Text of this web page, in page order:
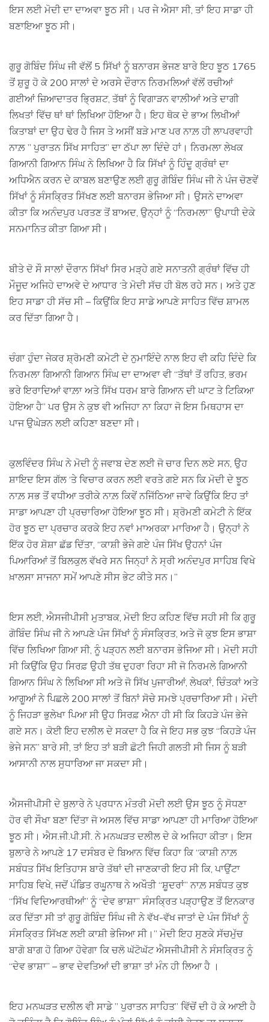
ਇਸ ਲਈ ਮੋਦੀ ਦਾ ਦਾਅਵਾ ਝੂਠ ਸੀ। ਪਰ ਜੇ ਐਸਾ ਸੀ, ਤਾਂ ਇਹ ਸਾਡਾ ਹੀ
ਬਣਾਇਆ ਝੂਠ ਸੀ।
ਗੁਰੂ ਗੋਬਿੰਦ ਸਿੰਘ ਜੀ ਵੱਲੋਂ 5 ਸਿੱਖਾਂ ਨੂੰ ਬਨਾਰਸ ਭੇਜਣ ਬਾਰੇ ਇਹ ਝੂਠ 1765
ਤੋਂ ਸ਼ੁਰੂ ਹੋ ਕੇ 200 ਸਾਲਾਂ ਦੇ ਅਰਸੇ ਦੌਰਾਨ ਨਿਰਮਲਿਆਂ ਵੱਲੋਂ ਰਚੀਆਂ
ਗਈਆਂ ਜ਼ਿਆਦਾਤਰ ਭ੍ਰਿਸ਼ਟ, ਤੱਥਾਂ ਨੂੰ ਵਿਗਾੜਨ ਵਾਲ਼ੀਆਂ ਅਤੇ ਦਾਗੀ
ਲਿਖਤਾਂ ਵਿੱਚ ਥਾਂ ਥਾਂ ਲਿਖਿਆ ਹੋਇਆ ਹੈ। ਇਹ ਥੋਕ ਦੇ ਭਾਅ ਲਿਖੀਆਂ
ਕਿਤਾਬਾਂ ਦਾ ਉਹ ਢੇਰ ਹੈ ਜਿਸ ਤੇ ਅਸੀਂ ਬੜੇ ਮਾਣ ਪਰ ਨਾਲ਼ ਹੀ ਲਾਪਰਵਾਹੀ
ਨਾਲ਼ ” ਪੁਰਾਤਨ ਸਿੱਖ ਸਾਹਿਤ” ਦਾ ਠੱਪਾ ਲਾ ਦਿੰਦੇ ਹਾਂ। ਨਿਰਮਲਾ ਲੇਖਕ
ਗਿਆਨੀ ਗਿਆਨ ਸਿੰਘ ਨੇ ਲਿਖਿਆ ਹੈ ਕਿ ਸਿੱਖਾਂ ਨੂੰ ਹਿੰਦੂ ਗ੍ਰੰਥਾਂ ਦਾ
ਅਧਿਐਨ ਕਰਨ ਦੇ ਕਾਬਲ ਬਣਾਉਣ ਲਈ ਗੁਰੂ ਗੋਬਿੰਦ ਸਿੰਘ ਜੀ ਨੇ ਪੰਜ ਚੋਣਵੇਂ
ਸਿੱਖਾਂ ਨੂੰ ਸੰਸਕ੍ਰਿਤ ਸਿੱਖਣ ਲਈ ਬਨਾਰਸ ਭੇਜਿਆ ਸੀ। ਉਸਨੇ ਦਾਅਵਾ
ਕੀਤਾ ਕਿ ਅਨੰਦਪੁਰ ਪਰਤਣ ਤੋਂ ਬਾਅਦ, ਉਨ੍ਹਾਂ ਨੂੰ “ਨਿਰਮਲਾ” ਉਪਾਧੀ ਦੇਕੇ
ਸਨਮਾਨਿਤ ਕੀਤਾ ਗਿਆ ਸੀ।
ਬੀਤੇ ਦੋ ਸੌ ਸਾਲਾਂ ਦੌਰਾਨ ਸਿੱਖਾਂ ਸਿਰ ਮੜ੍ਹੇ ਗਏ ਸਨਾਤਨੀ ਗ੍ਰੰਥਾਂ ਵਿੱਚ ਹੀ
ਮੌਜੂਦ ਅਜਿਹੇ ਦਾਅਵੇ ਦੇ ਆਧਾਰ ‘ਤੇ ਮੋਦੀ ਸੱਚ ਹੀ ਬੋਲ ਰਹੇ ਸਨ। ਅਤੇ ਹੁਣ
ਇਹ ਸਾਡਾ ਹੀ ਸੱਚ ਸੀ – ਕਿਉਂਕਿ ਇਹ ਸਾਡੇ ਆਪਣੇ ਸਾਹਿਤ ਵਿੱਚ ਸ਼ਾਮਲ
ਕਰ ਦਿੱਤਾ ਗਿਆ ਹੈ।
ਚੰਗਾ ਹੁੰਦਾ ਜੇਕਰ ਸ਼੍ਰੋਮਣੀ ਕਮੇਟੀ ਦੇ ਨੁਮਾਇੰਦੇ ਨਾਲ ਇਹ ਵੀ ਕਹਿ ਦਿੰਦੇ ਕਿ
ਨਿਰਮਲਾ ਗਿਆਨੀ ਗਿਆਨ ਸਿੰਘ ਦਾ ਦਾਅਵਾ ਵੀ “ਤੱਥਾਂ ਤੋਂ ਰਹਿਤ, ਭਰਮ
ਭਰੇ ਇਰਾਦਿਆਂ ਵਾਲ਼ਾ ਅਤੇ ਸਿੱਖ ਧਰਮ ਬਾਰੇ ਗਿਆਨ ਦੀ ਘਾਟ ਤੇ ਟਿਕਿਆ
ਹੋਇਆ ਹੈ” ਪਰ ਉਸ ਨੇ ਕੁਝ ਵੀ ਅਜਿਹਾ ਨਾ ਕਿਹਾ ਜੋ ਇਸ ਮਿਥਹਾਸ ਦਾ
ਪਾਜ ਉਘੇੜਨ ਲਈ ਕਹਿਣਾ ਬਣਦਾ ਸੀ।
ਕੁਲਵਿੰਦਰ ਸਿੰਘ ਨੇ ਮੋਦੀ ਨੂੰ ਜਵਾਬ ਦੇਣ ਲਈ ਜੋ ਚਾਰ ਦਿਨ ਲਏ ਸਨ, ਉਹ
ਸ਼ਾਇਦ ਇਸ ਗੱਲ ‘ਤੇ ਵਿਚਾਰ ਕਰਨ ਲਈ ਵਰਤੇ ਗਏ ਸਨ ਕਿ ਮੋਦੀ ਦੇ ਝੂਠ
ਨਾਲ਼ ਸਭ ਤੋਂ ਵਧੀਆ ਤਰੀਕੇ ਨਾਲ਼ ਕਿਵੇਂ ਨਜਿੱਠਿਆ ਜਾਵੇ ਕਿਉਂਕਿ ਇਹ ਤਾਂ
ਸਾਡਾ ਆਪਣਾ ਹੀ ਪ੍ਰਚਾਰਿਆ ਹੋਇਆ ਝੂਠ ਸੀ। ਸ਼੍ਰੋਮਣੀ ਕਮੇਟੀ ਨੇ ਇੱਕ
ਹੋਰ ਝੂਠ ਦਾ ਪ੍ਰਚਾਰ ਕਰਕੇ ਇਹ ਨਵਾਂ ਮਾਅਰਕਾ ਮਾਰਿਆ ਹੈ। ਉਨ੍ਹਾਂ ਨੇ
ਇੱਕ ਹੋਰ ਸ਼ੋਸ਼ਾ ਛੱਡ ਦਿੱਤਾ, “ਕਾਸ਼ੀ ਭੇਜੇ ਗਏ ਪੰਜ ਸਿੱਖ ਉਹਨਾਂ ਪੰਜ
ਪਿਆਰਿਆਂ ਤੋਂ ਬਿਲਕੁਲ ਵੱਖਰੇ ਸਨ ਜਿਨ੍ਹਾਂ ਨੇ ਸ੍ਰੀ ਅਨੰਦਪੁਰ ਸਾਹਿਬ ਵਿਖੇ
ਖ਼ਾਲਸਾ ਸਾਜਨਾ ਸਮੇਂ ਆਪਣੇ ਸੀਸ ਭੇਟ ਕੀਤੇ ਸਨ।”
ਇਸ ਲਈ, ਐਸਜੀਪੀਸੀ ਮੁਤਾਬਕ, ਮੋਦੀ ਇਹ ਕਹਿਣ ਵਿੱਚ ਸਹੀ ਸੀ ਕਿ ਗੁਰੂ
ਗੋਬਿੰਦ ਸਿੰਘ ਜੀ ਨੇ ਆਪਣੇ ਪੰਜ ਸਿੱਖਾਂ ਨੂੰ ਸੰਸਕ੍ਰਿਤ, ਅਤੇ ਜੋ ਕੁਝ ਇਸ ਭਾਸ਼ਾ
ਵਿੱਚ ਲਿਖਿਆ ਗਿਆ ਸੀ, ਨੂੰ ਪੜ੍ਹਨ ਲਈ ਬਨਾਰਸ ਭੇਜਿਆ ਸੀ। ਮੋਦੀ ਸਹੀ
ਸੀ ਕਿਉਂਕਿ ਉਹ ਸਿਰਫ਼ ਉਹੀ ਤੱਥ ਦੁਹਰਾ ਰਿਹਾ ਸੀ ਜੋ ਨਿਰਮਲੇ ਗਿਆਨੀ
ਗਿਆਨ ਸਿੰਘ ਨੇ ਲਿਖਿਆ ਸੀ ਅਤੇ ਜੋ ਸਿੱਖ ਪੁਜਾਰੀਆਂ, ਲੇਖਕਾਂ, ਚਿੰਤਕਾਂ ਅਤੇ
ਆਗੂਆਂ ਨੇ ਪਿਛਲੇ 200 ਸਾਲਾਂ ਤੋਂ ਬਿਨਾਂ ਸੋਚੇ ਸਮਝੇ ਪ੍ਰਚਾਰਿਆ ਸੀ। ਮੋਦੀ
ਨੂੰ ਜਿਹੜਾ ਭੁਲੇਖਾ ਪਿਆ ਸੀ ਉਹ ਸਿਰਫ਼ ਐਨਾ ਹੀ ਸੀ ਕਿ ਕਿਹੜੇ ਪੰਜ ਭੇਜੇ
ਗਏ ਸਨ। ਕੋਈ ਇਹ ਦਲੀਲ ਦੇ ਸਕਦਾ ਹੈ ਕਿ ਜੇ ਇਹ ਸਭ ਕੁਝ “ਕਿਹੜੇ ਪੰਜ
ਭੇਜੇ ਸਨ” ਬਾਰੇ ਸੀ, ਤਾਂ ਇਹ ਤਾਂ ਬੜੀ ਛੋਟੀ ਜਿਹੀ ਗਲਤੀ ਸੀ ਜਿਸ ਨੂੰ ਬੜੀ
ਆਸਾਨੀ ਨਾਲ ਸੁਧਾਰਿਆ ਜਾ ਸਕਦਾ ਸੀ।
ਐਸਜੀਪੀਸੀ ਦੇ ਬੁਲਾਰੇ ਨੇ ਪ੍ਰਧਾਨ ਮੰਤਰੀ ਮੋਦੀ ਲਈ ਉਸ ਝੂਠ ਨੂੰ ਸੋਧਣਾ
ਹੋਰ ਵੀ ਸੌਖਾ ਬਣਾ ਦਿੱਤਾ ਜੋ ਅਸਲ ਵਿੱਚ ਸਾਡਾ ਆਪਣਾ ਹੀ ਮਾਰਿਆ ਹੋਇਆ
ਝੂਠ ਸੀ। ਐਸ.ਜੀ.ਪੀ.ਸੀ. ਨੇ ਮਨਘੜਤ ਦਲੀਲ ਦੇ ਕੇ ਅਜਿਹਾ ਕੀਤਾ। ਇਸ
ਬੁਲਾਰੇ ਨੇ ਆਪਣੇ 17 ਦਸੰਬਰ ਦੇ ਬਿਆਨ ਵਿੱਚ ਕਿਹਾ ਕਿ “ਕਾਸ਼ੀ ਨਾਲ਼
ਸਬੰਧਤ ਸਿੱਖ ਇਤਿਹਾਸ ਬਾਰੇ ਤੱਥਾਂ ਦੀ ਜਾਣਕਾਰੀ ਇਹ ਸੀ ਕਿ, ਪਾਉਂਟਾ
ਸਾਹਿਬ ਵਿਖੇ, ਜਦੋਂ ਪੰਡਿਤ ਰਘੂਨਾਥ ਨੇ ਅਖੌਤੀ “ਸ਼ੂਦਰਾਂ” ਨਾਲ਼ ਸਬੰਧਤ ਕੁਝ
“ਸਿੱਖ ਵਿਦਿਆਰਥੀਆਂ” ਨੂੰ “ਦੇਵ ਭਾਸ਼ਾ” ਸੰਸਕ੍ਰਿਤ ਪੜ੍ਹਾਉਣ ਤੋਂ ਇਨਕਾਰ
ਕਰ ਦਿੱਤਾ ਸੀ ਤਾਂ ਗੁਰੂ ਗੋਬਿੰਦ ਸਿੰਘ ਜੀ ਨੇ ਵੱਖ-ਵੱਖ ਜਾਤਾਂ ਦੇ ਪੰਜ ਸਿੱਖਾਂ ਨੂੰ
ਸੰਸਕ੍ਰਿਤ ਸਿੱਖਣ ਲਈ ਕਾਸ਼ੀ ਭੇਜਿਆ ਸੀ।” ਮੋਦੀ ਇਹ ਸੁਣਕੇ ਸੱਚਮੁੱਚ
ਬਾਗੋ ਬਾਗ ਹੋ ਗਿਆ ਹੋਵੇਗਾ ਕਿ ਚਲੋ ਘੱਟੋਘੱਟ ਐਸਜੀਪੀਸੀ ਨੇ ਸੰਸਕ੍ਰਿਤ ਨੂੰ
“ਦੇਵ ਭਾਸ਼ਾ” – ਭਾਵ ਦੇਵਤਿਆਂ ਦੀ ਭਾਸ਼ਾ ਤਾਂ ਮੰਨ ਹੀ ਲਿਆ ਹੈ ।
ਇਹ ਮਨਘੜਤ ਦਲੀਲ ਵੀ ਸਾਡੇ ” ਪੁਰਾਤਨ ਸਾਹਿਤ” ਵਿੱਚੋਂ ਦੀ ਹੋ ਕੇ ਆਈ ਹੈ